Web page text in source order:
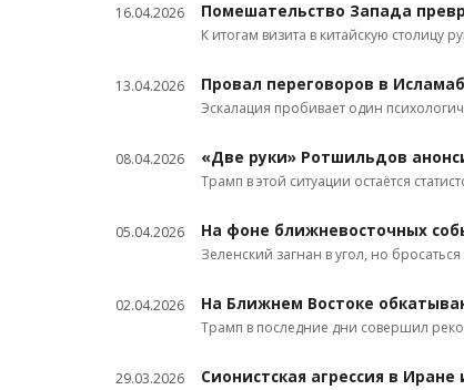
16.04.2026 Помешательство Запада
К итогам визита в китайскую столицу
13.04.2026 Провал переговоров в
Эскалация пробивает один
08.04.2026 «Две руки» Ротшильдов
Трамп в этой ситуации остаётся
05.04.2026 На фоне ближневосточных
Зеленский загнан в угол, но
02.04.2026 На Ближнем Востоке
Трамп в последние дни совершил
29.03.2026 Сионистская агрессия в